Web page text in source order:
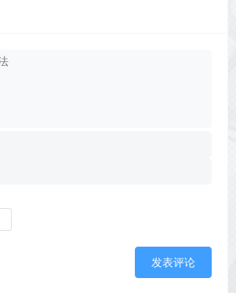
发表评论